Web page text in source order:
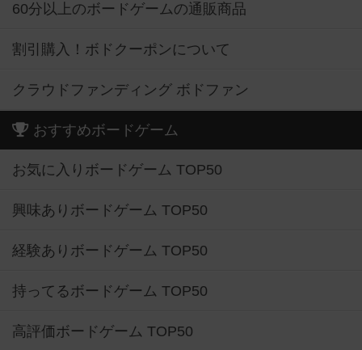
60分以上のボードゲームの通販商品
割引購入！ボドクーポンについて
クラウドファンディング ボドファン
おすすめボードゲーム
お気に入りボードゲーム TOP50
興味ありボードゲーム TOP50
経験ありボードゲーム TOP50
持ってるボードゲーム TOP50
高評価ボードゲーム TOP50